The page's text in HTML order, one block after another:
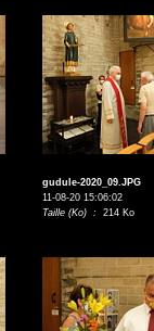
gudule-2020_09.JPG
11-08-20 15:06:02
Taille (Ko) : 214 Ko